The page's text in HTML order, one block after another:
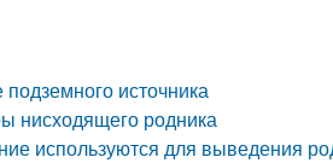
источника
нисходящего родника
используются для выведения